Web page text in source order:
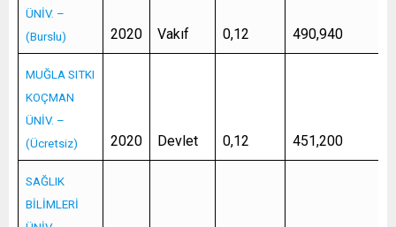
ÜNİV. –
(Burslu)
2020 Vakıf 0,12 490,940
MUĞLA SITKI
KOÇMAN
ÜNİV. –
(Ücretsiz)
2020 Devlet 0,12 451,200
SAĞLIK
BİLİMLERİ